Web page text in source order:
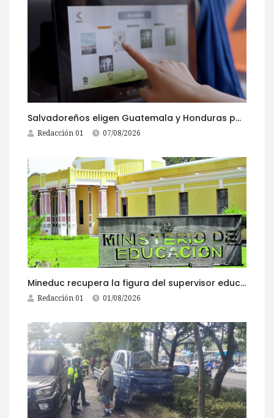
Salvadoreños eligen Guatemala y Honduras para viajar durante las Fiestas Agostinas
Redacción 01 07/08/2026
Mineduc recupera la figura del supervisor educativo con 968 plazas
Redacción 01 01/08/2026